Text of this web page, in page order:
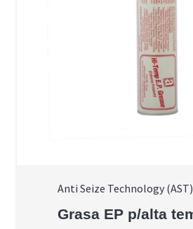
Anti Seize Technology (AST)
Grasa EP p/alta